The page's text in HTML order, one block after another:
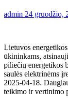
admin 24 gruodžio,
Lietuvos
ūkininkams,
piliečių energetikos
saulės elektrinėms
2025-04-18.
teikimo ir vertinimo